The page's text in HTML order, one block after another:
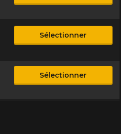
Sélectionner
Sélectionner